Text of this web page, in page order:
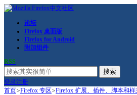
论坛
Firefox 桌面版
Firefox for Android
附加组件
RSS
搜索
登录注册
首页>Firefox 专区>Firefox 扩展、插件、脚本和样